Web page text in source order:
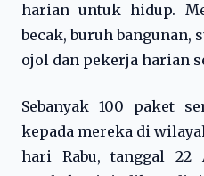
harian untuk hidup.
becak, buruh bangunan,
ojol dan pekerja harian
Sebanyak 100 paket
kepada mereka di
hari Rabu, tanggal 22